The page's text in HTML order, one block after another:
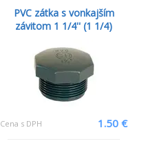
PVC zátka s vonkajším
závitom 1 1/4'' (1 1/4)
Cena s DPH 1.50 €